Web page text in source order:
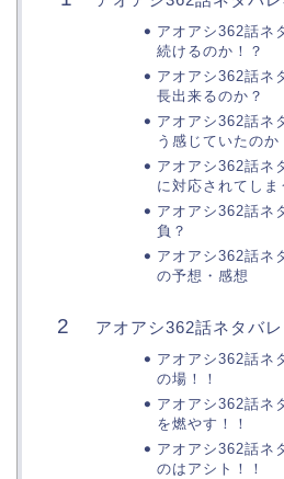
アオアシ362話ネ
続けるのか！？
アオアシ362話ネ
長出来るのか？
アオアシ362話ネ
う感じていたのか
アオアシ362話ネ
に対応されてしま
アオアシ362話ネ
負？
アオアシ362話ネ
の予想・感想
アオアシ362話ネタバレ
アオアシ362話ネ
の場！！
アオアシ362話ネ
を燃やす！！
アオアシ362話ネ
のはアシト！！